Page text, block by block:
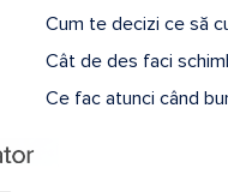
Cum te decizi ce să
Cât de des faci
Ce fac atunci când